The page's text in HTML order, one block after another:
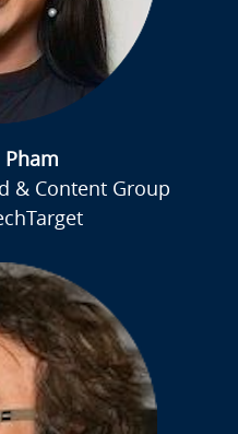
Pham
& Content Group